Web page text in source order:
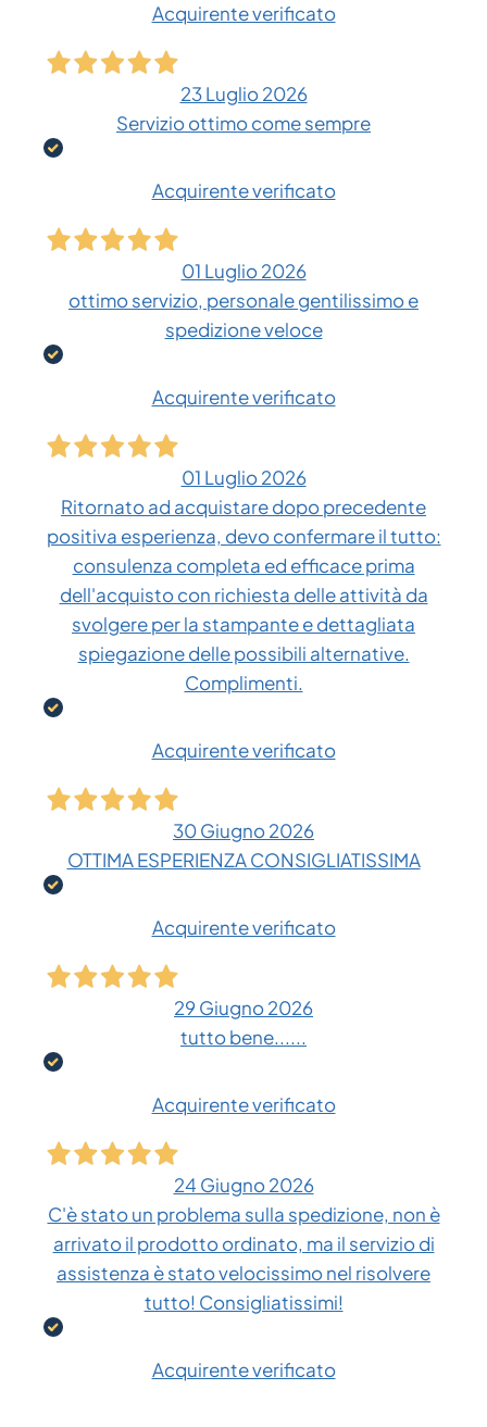
Acquirente verificato
23 Luglio 2026
Servizio ottimo come sempre
Acquirente verificato
01 Luglio 2026
ottimo servizio, personale gentilissimo e
spedizione veloce
Acquirente verificato
01 Luglio 2026
Ritornato ad acquistare dopo precedente
positiva esperienza, devo confermare il tutto:
consulenza completa ed efficace prima
dell'acquisto con richiesta delle attività da
svolgere per la stampante e dettagliata
spiegazione delle possibili alternative.
Complimenti.
Acquirente verificato
30 Giugno 2026
OTTIMA ESPERIENZA CONSIGLIATISSIMA
Acquirente verificato
29 Giugno 2026
tutto bene......
Acquirente verificato
24 Giugno 2026
C'è stato un problema sulla spedizione, non è
arrivato il prodotto ordinato, ma il servizio di
assistenza è stato velocissimo nel risolvere
tutto! Consigliatissimi!
Acquirente verificato